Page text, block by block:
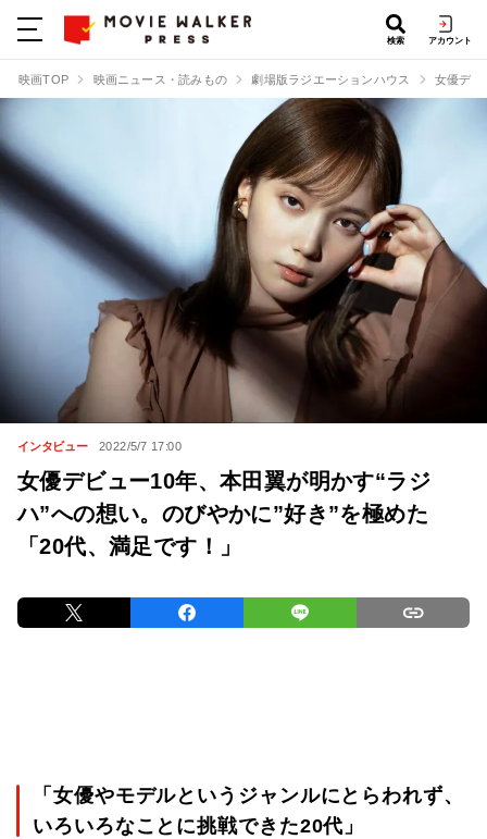
検索 アカウント
映画TOP 映画ニュース・読みもの 劇場版ラジエーションハウス 女優デビ
インタビュー 2022/5/7 17:00
女優デビュー10年、本田翼が明かす“ラジ
ハ”への想い。のびやかに”好き”を極めた
「20代、満足です！」
「女優やモデルというジャンルにとらわれず、
いろいろなことに挑戦できた20代」